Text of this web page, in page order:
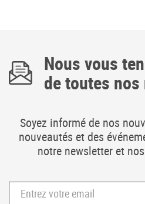
Nous vous
de toutes
Soyez informé de nos
nouveautés et des
notre newsletter et
Entrez votre email